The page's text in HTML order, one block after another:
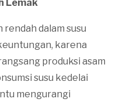
Lemak
dalam susu
karena
produksi asam
susu kedelai
mengurangi